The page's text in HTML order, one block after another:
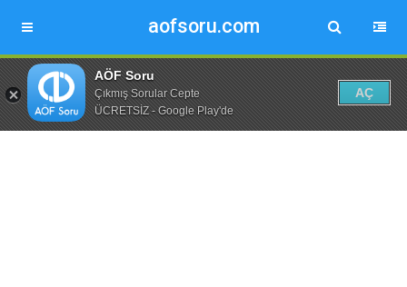
aofsoru.com
AÖF Soru
Çıkmış Sorular Cepte
ÜCRETSİZ - Google Play'de
AÇ